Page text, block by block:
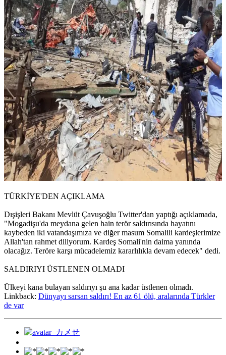
TÜRKİYE'DEN AÇIKLAMA
Dışişleri Bakanı Mevlüt Çavuşoğlu Twitter'dan yaptığı açıklamada,
"Mogadişu'da meydana gelen hain terör saldırısında hayatını
kaybeden iki vatandaşımıza ve diğer masum Somalili kardeşlerimize
Allah'tan rahmet diliyorum. Kardeş Somali'nin daima yanında
olacağız. Teröre karşı mücadelemiz kararlılıkla devam edecek" dedi.
SALDIRIYI ÜSTLENEN OLMADI
Ülkeyi kana bulayan saldırıyı şu ana kadar üstlenen olmadı.
Linkback: Dünyayı sarsan saldırı! En az 61 ölü, aralarında Türkler
de var